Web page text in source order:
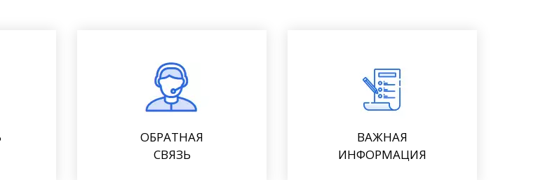
ОБРАТНАЯ
СВЯЗЬ
ВАЖНАЯ
ИНФОРМАЦИЯ